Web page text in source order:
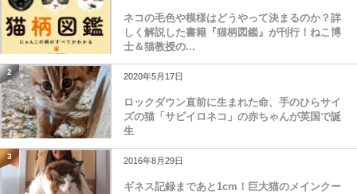
ネコの毛色や模様はどうやって決まるのか？詳
しく解説した書籍『猫柄図鑑』が刊行！ねこ博
士＆猫教授の...
2 2020年5月17日
ロックダウン直前に生まれた命、手のひらサイ
ズの猫「サビイロネコ」の赤ちゃんが英国で誕
生
3 2016年8月29日
ギネス記録まであと1cm！巨大猫のメインクー